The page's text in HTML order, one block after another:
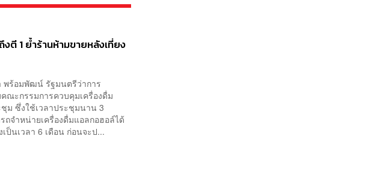
ตี 1 ย้ำร้านห้ามขายหลังเที่ยง
พร้อมพัฒน์ รัฐมนตรีว่าการ
ณะกรรมการควบคุมเครื่องดื่ม
ม ซึ่งใช้เวลาประชุมนาน 3
จำหน่ายเครื่องดื่มแอลกอฮอล์ได้
ป็นเวลา 6 เดือน ก่อนจะป...